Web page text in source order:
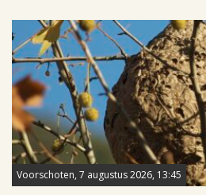
Voorschoten, 7 augustus 2026, 13:45